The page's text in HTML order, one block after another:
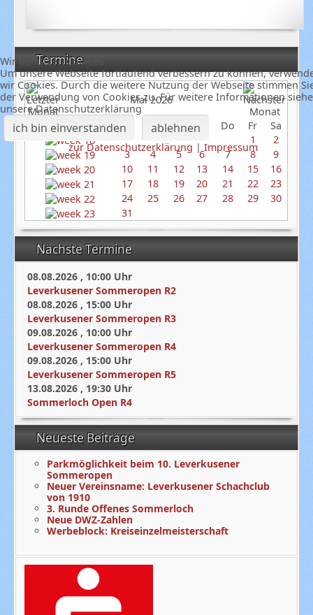
Termine
Mai 2026
So
Mo Di Mi Do Fr
Sa
1
2
3
4 5 6 7 8
9
10
11 12 13 14 15
16
17
18 19 20 21 22
23
24
25 26 27 28 29
30
31
Nächste Termine
08.08.2026 , 10:00 Uhr
Leverkusener Sommeropen R2
08.08.2026 , 15:00 Uhr
Leverkusener Sommeropen R3
09.08.2026 , 10:00 Uhr
Leverkusener Sommeropen R4
09.08.2026 , 15:00 Uhr
Leverkusener Sommeropen R5
13.08.2026 , 19:30 Uhr
Sommerloch Open R4
Neueste Beiträge
Parkmöglichkeit beim 10. Leverkusener
Sommeropen
Neuer Vereinsname: Leverkusener Schachclub
von 1910
3. Runde Offenes Sommerloch
Neue DWZ-Zahlen
Werbeblock: Kreiseinzelmeisterschaft
Wir benutzen Cookies
Um unsere Webseite fortlaufend verbessern zu können,
wir Cookies. Durch die weitere Nutzung der Webseite stimmen
der Verwendung von Cookies zu. Für weitere Informationen siehe
unsere Datenschutzerklärung
ich bin einverstanden ablehnen
zur Datenschutzerklärung | Impressum